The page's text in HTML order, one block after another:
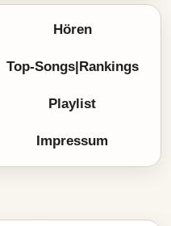
Hören
Top-Songs|Rankings
Playlist
Impressum